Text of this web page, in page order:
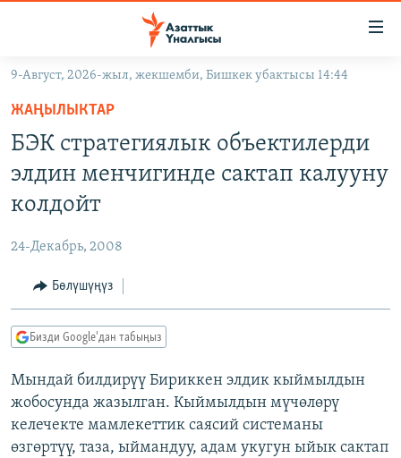
Навигацияга
өтүңүз
Издөөгө
салыңызКЫРГЫЗСТАН
МАДАНИЯТ
УКРАИНА
ТВ ПРОГРАММАЛАР
БҮГҮН АЗАТТЫКТА
ДАНИСТЕ
АЗАТТЫК+
ПОДКАСТ
ОНЛАЙН ШЕРИНЕ
9-Август, 2026-жыл, жекшемби, Бишкек убактысы 14:44
ЖАҢЫЛЫКТАР
БЭК стратегиялык объектилерди
элдин менчигинде сактап калууну
колдойт
24-Декабрь, 2008
Бөлүшүңүз
Бизди Google'дан табыңыз
Мындай билдирүү Бириккен элдик кыймылдын
жобосунда жазылган. Кыймылдын мүчөлөрү
келечекте мамлекеттик саясий системаны
өзгөртүү, таза, ыймандуу, адам укугун ыйык сактап